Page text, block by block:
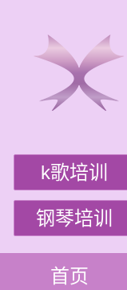
k歌培训
钢琴培训
首页